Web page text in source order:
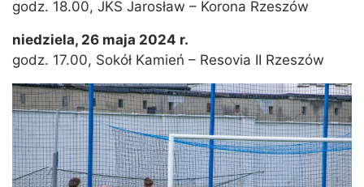
godz. 18.00, JKS Jarosław – Korona Rzeszów
niedziela, 26 maja 2024 r.
godz. 17.00, Sokół Kamień – Resovia II Rzeszów